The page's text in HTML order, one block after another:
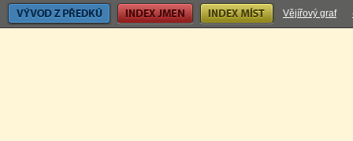
Vývod z předků Index jmen Index míst Vějířový graf